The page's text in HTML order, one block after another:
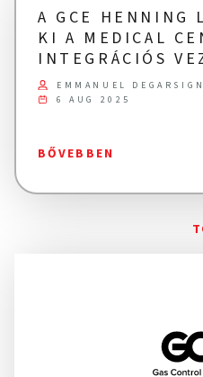
A GCE HENNING
KI A MEDICAL
INTEGRÁCIÓS
EMMANUEL
6 AUG 2025
BŐVEBBEN